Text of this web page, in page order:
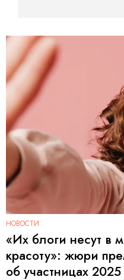
НОВОСТИ
«Их блоги несут в
красоту»: жюри
об участницах 2025